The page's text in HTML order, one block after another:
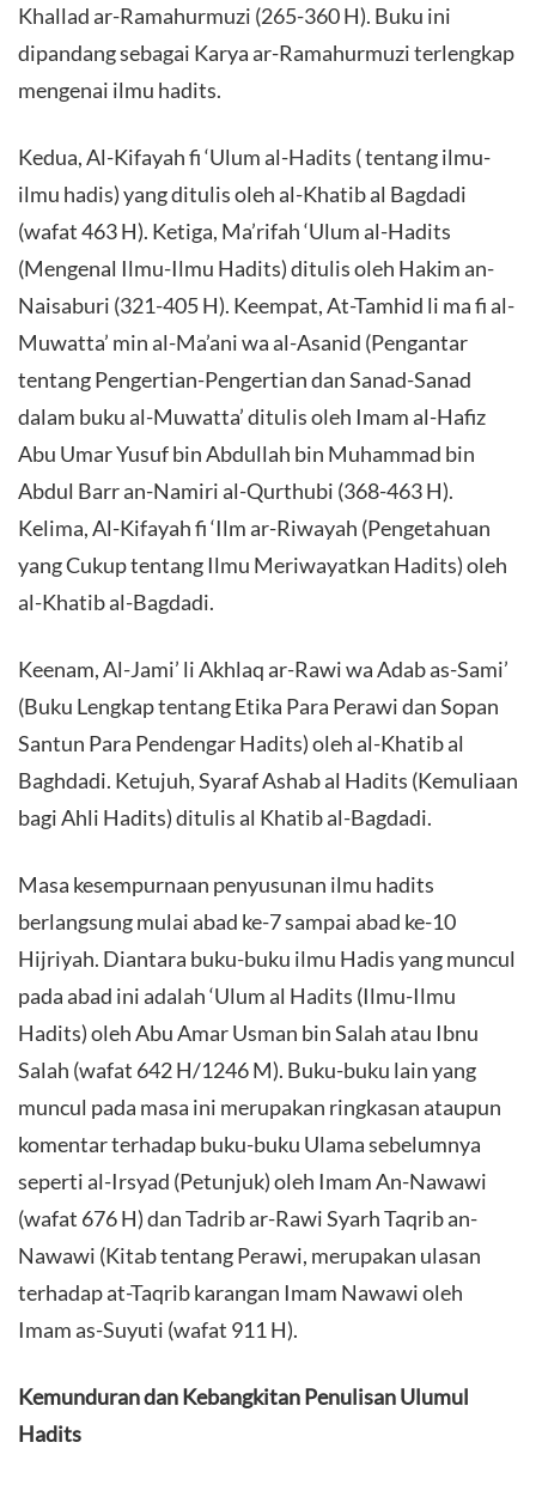
Khallad ar-Ramahurmuzi (265-360 H). Buku ini
dipandang sebagai Karya ar-Ramahurmuzi terlengkap
mengenai ilmu hadits.
Kedua, Al-Kifayah fi ‘Ulum al-Hadits ( tentang ilmu-
ilmu hadis) yang ditulis oleh al-Khatib al Bagdadi
(wafat 463 H). Ketiga, Ma’rifah ‘Ulum al-Hadits
(Mengenal Ilmu-Ilmu Hadits) ditulis oleh Hakim an-
Naisaburi (321-405 H). Keempat, At-Tamhid li ma fi al-
Muwatta’ min al-Ma’ani wa al-Asanid (Pengantar
tentang Pengertian-Pengertian dan Sanad-Sanad
dalam buku al-Muwatta’ ditulis oleh Imam al-Hafiz
Abu Umar Yusuf bin Abdullah bin Muhammad bin
Abdul Barr an-Namiri al-Qurthubi (368-463 H).
Kelima, Al-Kifayah fi ‘Ilm ar-Riwayah (Pengetahuan
yang Cukup tentang Ilmu Meriwayatkan Hadits) oleh
al-Khatib al-Bagdadi.
Keenam, Al-Jami’ li Akhlaq ar-Rawi wa Adab as-Sami’
(Buku Lengkap tentang Etika Para Perawi dan Sopan
Santun Para Pendengar Hadits) oleh al-Khatib al
Baghdadi. Ketujuh, Syaraf Ashab al Hadits (Kemuliaan
bagi Ahli Hadits) ditulis al Khatib al-Bagdadi.
Masa kesempurnaan penyusunan ilmu hadits
berlangsung mulai abad ke-7 sampai abad ke-10
Hijriyah. Diantara buku-buku ilmu Hadis yang muncul
pada abad ini adalah ‘Ulum al Hadits (Ilmu-Ilmu
Hadits) oleh Abu Amar Usman bin Salah atau Ibnu
Salah (wafat 642 H/1246 M). Buku-buku lain yang
muncul pada masa ini merupakan ringkasan ataupun
komentar terhadap buku-buku Ulama sebelumnya
seperti al-Irsyad (Petunjuk) oleh Imam An-Nawawi
(wafat 676 H) dan Tadrib ar-Rawi Syarh Taqrib an-
Nawawi (Kitab tentang Perawi, merupakan ulasan
terhadap at-Taqrib karangan Imam Nawawi oleh
Imam as-Suyuti (wafat 911 H).
Kemunduran dan Kebangkitan Penulisan Ulumul
Hadits